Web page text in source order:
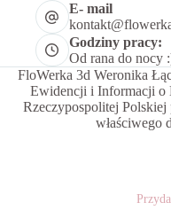
E- mail
Godziny pracy:
Od rana do nocy
FloWerka 3d Weronika
Ewidencji i Informacji o
Rzeczypospolitej
właściwego